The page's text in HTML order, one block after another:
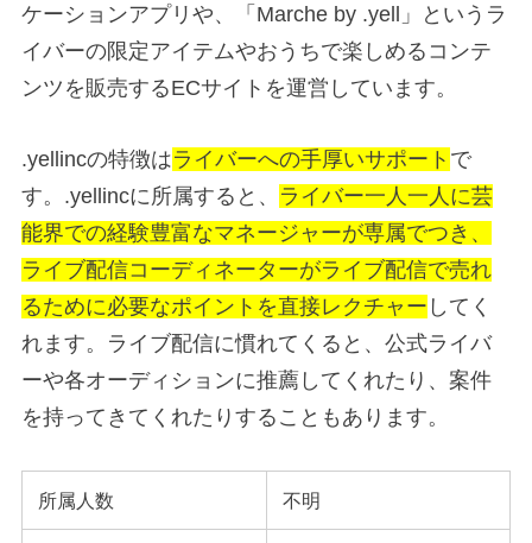
ケーションアプリや、「Marche by .yell」というラ
イバーの限定アイテムやおうちで楽しめるコンテ
ンツを販売するECサイトを運営しています。
.yellincの特徴はライバーへの手厚いサポート で
す。.yellincに所属すると、 ライバー一人一人に芸
能界での経験豊富なマネージャーが専属でつき、
ライブ配信コーディネーターがライブ配信で売れ
るために必要なポイントを直接レクチャー してく
れます。ライブ配信に慣れてくると、公式ライバ
ーや各オーディションに推薦してくれたり、案件
を持ってきてくれたりすることもあります。
所属人数 不明